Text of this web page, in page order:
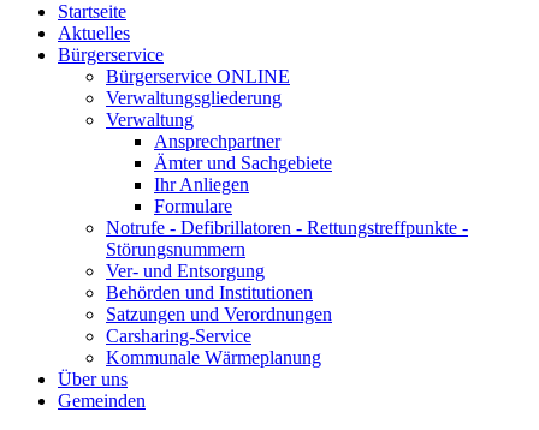
Startseite
Aktuelles
Bürgerservice
Bürgerservice ONLINE
Verwaltungsgliederung
Verwaltung
Ansprechpartner
Ämter und Sachgebiete
Ihr Anliegen
Formulare
Notrufe - Defibrillatoren - Rettungstreffpunkte -
Störungsnummern
Ver- und Entsorgung
Behörden und Institutionen
Satzungen und Verordnungen
Carsharing-Service
Kommunale Wärmeplanung
Über uns
Gemeinden